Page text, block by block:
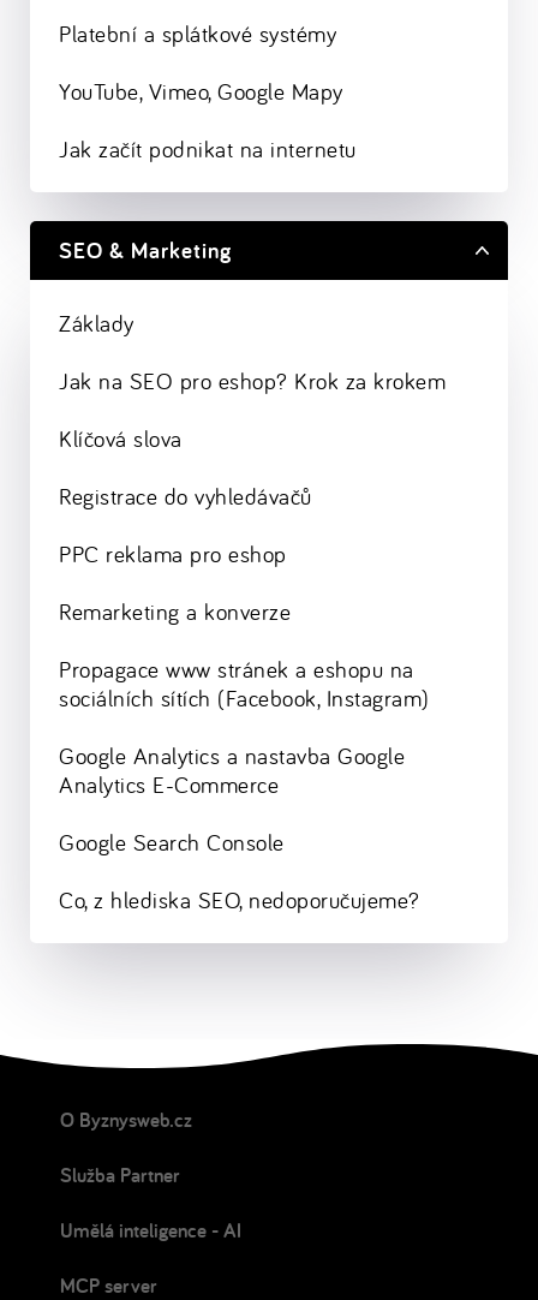
Platební a splátkové systémy
YouTube, Vimeo, Google Mapy
Jak začít podnikat na internetu
SEO & Marketing
Základy
Jak na SEO pro eshop? Krok za krokem
Klíčová slova
Registrace do vyhledávačů
PPC reklama pro eshop
Remarketing a konverze
Propagace www stránek a eshopu na
sociálních sítích (Facebook, Instagram)
Google Analytics a nastavba Google
Analytics E-Commerce
Google Search Console
Co, z hlediska SEO, nedoporučujeme?
O Byznysweb.cz
Služba Partner
Umělá inteligence - AI
MCP server